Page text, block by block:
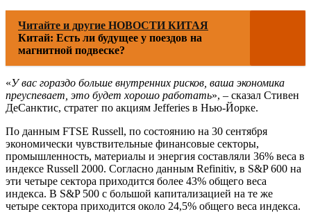
Читайте и другие НОВОСТИ КИТАЯ
Китай: Есть ли будущее у поездов на
магнитной подвеске?
«У вас гораздо больше внутренних рисков, ваша экономика
преуспевает, это будет хорошо работать», – сказал Стивен
ДеСанктис, стратег по акциям Jefferies в Нью-Йорке.
По данным FTSE Russell, по состоянию на 30 сентября
экономически чувствительные финансовые секторы,
промышленность, материалы и энергия составляли 36% веса в
индексе Russell 2000. Согласно данным Refinitiv, в S&P 600 на
эти четыре сектора приходится более 43% общего веса
индекса. В S&P 500 с большой капитализацией на те же
четыре сектора приходится около 24,5% общего веса индекса.